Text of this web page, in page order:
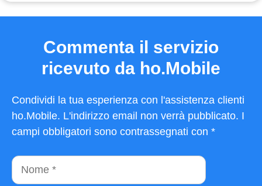
Commenta il servizio
ricevuto da ho.Mobile
Condividi la tua esperienza con l'assistenza clienti
ho.Mobile. L'indirizzo email non verrà pubblicato. I
campi obbligatori sono contrassegnati con *
Nome